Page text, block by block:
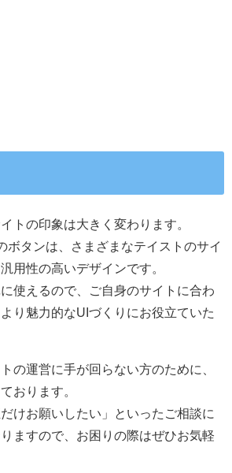
トの印象は大きく変わります。
ボタンは、さまざまなテイストのサイ
用性の高いデザインです。
使えるので、ご自身のサイトに合わ
り魅力的なUIづくりにお役立ていた
の運営に手が回らない方のために、
おります。
けお願いしたい」といったご相談に
ますので、お困りの際はぜひお気軽